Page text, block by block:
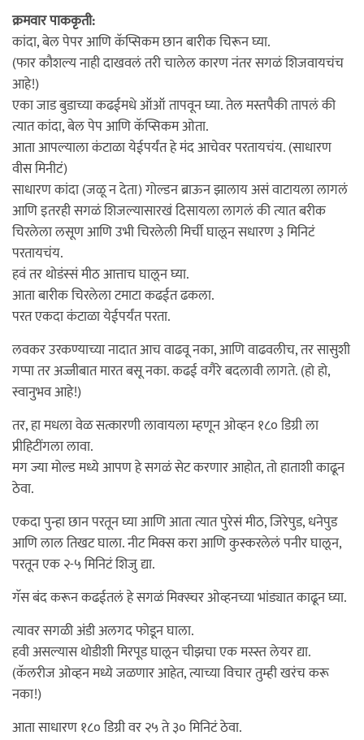
क्रमवार पाककृती:
कांदा, बेल पेपर आणि कॅप्सिकम छान बारीक चिरून घ्या.
(फार कौशल्य नाही दाखवलं तरी चालेल कारण नंतर सगळं शिजवायचंच
आहे!)
एका जाड बुडाच्या कढईमधे ऑऑ तापवून घ्या. तेल मस्तपैकी तापलं की
त्यात कांदा, बेल पेप आणि कॅप्सिकम ओता.
आता आपल्याला कंटाळा येईपर्यंत हे मंद आचेवर परतायचंय. (साधारण
वीस मिनीटं)
साधारण कांदा (जळू न देता) गोल्डन ब्राऊन झालाय असं वाटायला लागलं
आणि इतरही सगळं शिजल्यासारखं दिसायला लागलं की त्यात बरीक
चिरलेला लसूण आणि उभी चिरलेली मिर्ची घालून सधारण ३ मिनिटं
परतायचंय.
हवं तर थोडंस्सं मीठ आत्ताच घालून घ्या.
आता बारीक चिरलेला टमाटा कढईत ढकला.
परत एकदा कंटाळा येईपर्यंत परता.
लवकर उरकण्याच्या नादात आच वाढवू नका, आणि वाढवलीच, तर सासुशी
गप्पा तर अज्जीबात मारत बसू नका. कढई वगैरे बदलावी लागते. (हो हो,
स्वानुभव आहे!)
तर, हा मधला वेळ सत्कारणी लावायला म्हणून ओव्हन १८० डिग्री ला
प्रीहिटींगला लावा.
मग ज्या मोल्ड मध्ये आपण हे सगळं सेट करणार आहोत, तो हाताशी काढून
ठेवा.
एकदा पुन्हा छान परतून घ्या आणि आता त्यात पुरेसं मीठ, जिरेपुड, धनेपुड
आणि लाल तिखट घाला. नीट मिक्स करा आणि कुस्करलेलं पनीर घालून,
परतून एक २-५ मिनिटं शिजु द्या.
गॅस बंद करून कढईतलं हे सगळं मिक्स्चर ओव्हनच्या भांड्यात काढून घ्या.
त्यावर सगळी अंडी अलगद फोडून घाला.
हवी असल्यास थोडीशी मिरपूड घालून चीझचा एक मस्स्त लेयर द्या.
(कॅलरीज ओव्हन मध्ये जळणार आहेत, त्याच्या विचार तुम्ही खरंच करू
नका!)
आता साधारण १८० डिग्री वर २५ ते ३० मिनिटं ठेवा.